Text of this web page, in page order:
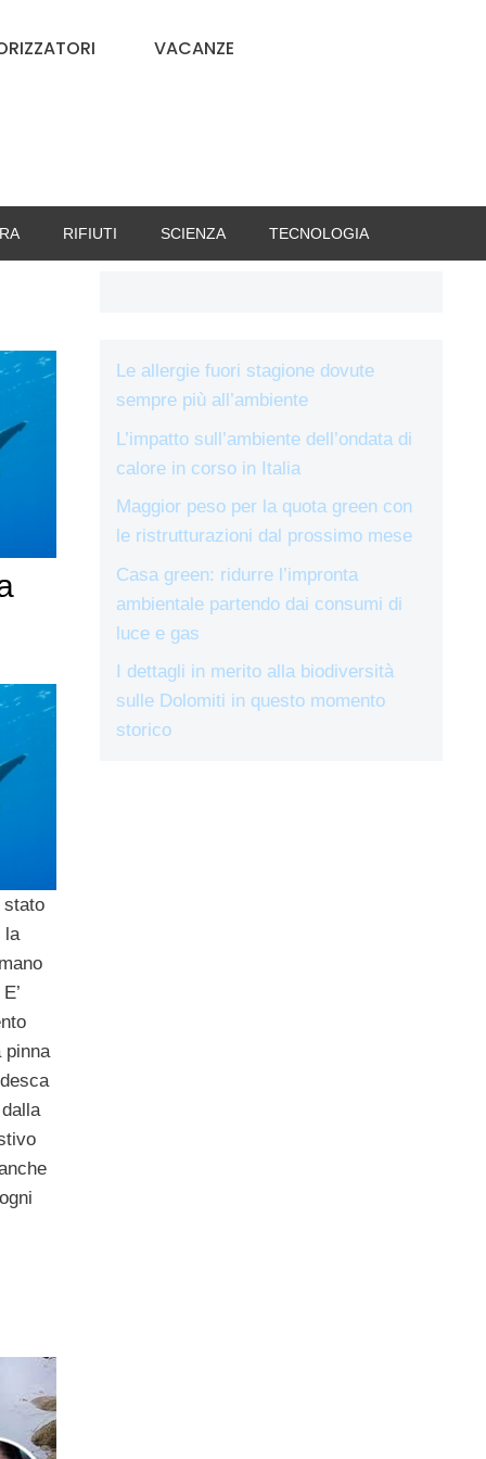
VACANZE
RIFIUTI SCIENZA TECNOLOGIA
la
pinna
Le allergie fuori stagione dovute
sempre più all’ambiente
L’impatto sull’ambiente dell’ondata di
calore in corso in Italia
Maggior peso per la quota green con
le ristrutturazioni dal prossimo mese
Casa green: ridurre l’impronta
ambientale partendo dai consumi di
luce e gas
I dettagli in merito alla biodiversità
sulle Dolomiti in questo momento
storico